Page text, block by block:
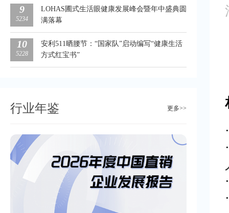
9
5234
LOHAS圃式生活眼健康发展峰会暨年中盛典圆
满落幕
10
5228
安利511晒腰节：“国家队”启动编写“健康生活
方式红宝书”
行业年鉴 更多>>
·
·
·
·